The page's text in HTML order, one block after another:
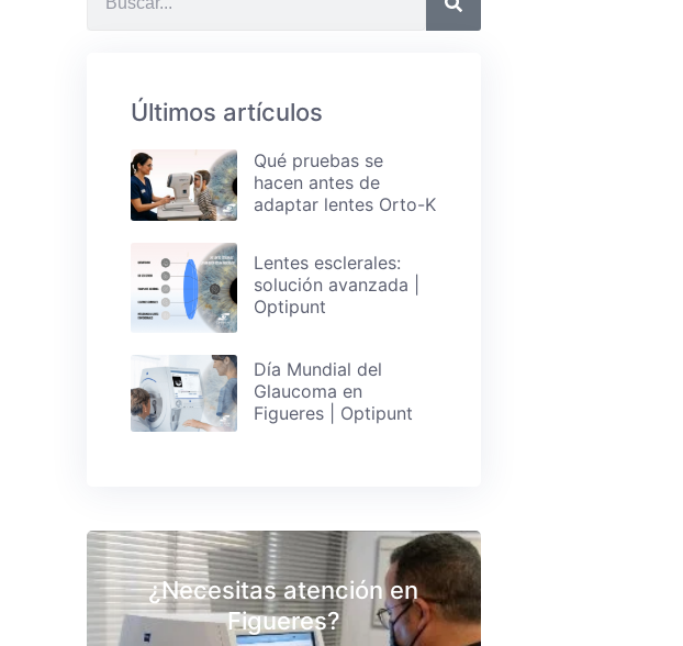
Últimos artículos
Qué pruebas se
hacen antes de
adaptar lentes Orto-K
Lentes esclerales:
solución avanzada |
Optipunt
Día Mundial del
Glaucoma en
Figueres | Optipunt
¿Necesitas atención en
Figueres?